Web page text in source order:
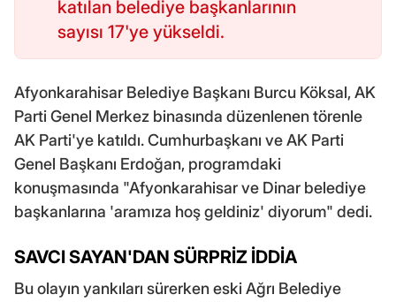
katılan belediye başkanlarının
sayısı 17'ye yükseldi.
Afyonkarahisar Belediye Başkanı Burcu Köksal, AK
Parti Genel Merkez binasında düzenlenen törenle
AK Parti'ye katıldı. Cumhurbaşkanı ve AK Parti
Genel Başkanı Erdoğan, programdaki
konuşmasında "Afyonkarahisar ve Dinar belediye
başkanlarına 'aramıza hoş geldiniz' diyorum" dedi.
SAVCI SAYAN'DAN SÜRPRİZ İDDİA
Bu olayın yankıları sürerken eski Ağrı Belediye